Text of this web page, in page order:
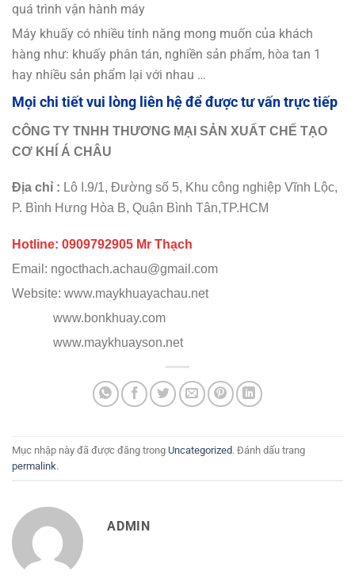
quá trình vận hành máy
Máy khuấy có nhiều tính năng mong muốn của khách
hàng như: khuấy phân tán, nghiền sản phẩm, hòa tan 1
hay nhiều sản phẩm lại với nhau …
Mọi chi tiết vui lòng liên hệ để được tư vấn trực tiếp
CÔNG TY TNHH THƯƠNG MẠI SẢN XUẤT CHẾ TẠO
CƠ KHÍ Á CHÂU
Địa chỉ : Lô I.9/1, Đường số 5, Khu công nghiệp Vĩnh Lộc,
P. Bình Hưng Hòa B, Quận Bình Tân,TP.HCM
Hotline: 0909792905 Mr Thạch
Email: ngocthach.achau@gmail.com
Website: www.maykhuayachau.net
www.bonkhuay.com
www.maykhuayson.net
Mục nhập này đã được đăng trong Uncategorized. Đánh dấu trang
permalink.
ADMIN